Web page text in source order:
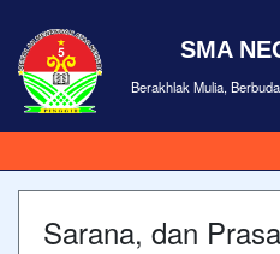
SMA
Berakhlak Mulia,
Sarana, dan